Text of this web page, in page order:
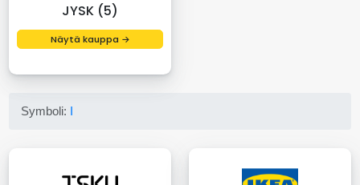
JYSK (5)
Näytä kauppa →
Symboli: I